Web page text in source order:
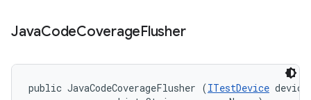
JavaCodeCoverageFlusher
public JavaCodeCoverageFlusher (ITestDevice